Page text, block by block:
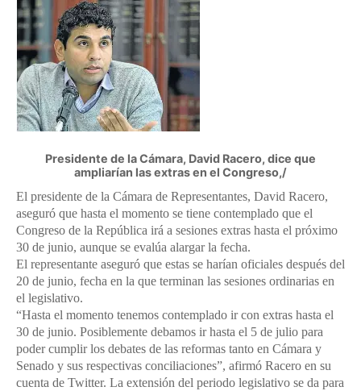
Presidente de la Cámara, David Racero, dice que
ampliarían las extras en el Congreso,/
El presidente de la Cámara de Representantes, David Racero,
aseguró que hasta el momento se tiene contemplado que el
Congreso de la República irá a sesiones extras hasta el próximo
30 de junio, aunque se evalúa alargar la fecha.
El representante aseguró que estas se harían oficiales después del
20 de junio, fecha en la que terminan las sesiones ordinarias en
el legislativo.
“Hasta el momento tenemos contemplado ir con extras hasta el
30 de junio. Posiblemente debamos ir hasta el 5 de julio para
poder cumplir los debates de las reformas tanto en Cámara y
Senado y sus respectivas conciliaciones”, afirmó Racero en su
cuenta de Twitter. La extensión del periodo legislativo se da para